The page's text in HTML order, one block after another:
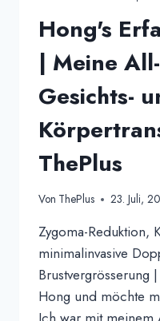
Hong's
| Meine
Gesichts-
ThePlus
Von ThePlus 23. Juli,
Zygoma-Reduktion,
minimalinvasive
Brustvergrösserung
Hong und möchte